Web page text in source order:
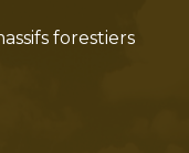
forestiers